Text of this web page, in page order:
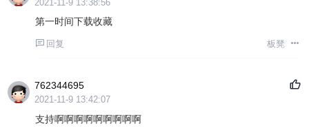
2021-11-9 13:38:56
第一时间下载收藏
回复 板凳
762344695
2021-11-9 13:42:07
支持啊啊啊啊啊啊啊啊啊